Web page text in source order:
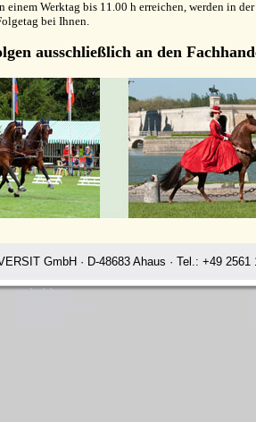
einem Werktag bis 11.00 h erreichen, werden in
bei Ihnen.
ausschließlich an den
GmbH · D-48683 Ahaus · Tel.: +49
www.hundedeo.com